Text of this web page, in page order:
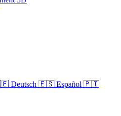
Deutsch 🇪🇸 Español 🇵🇹